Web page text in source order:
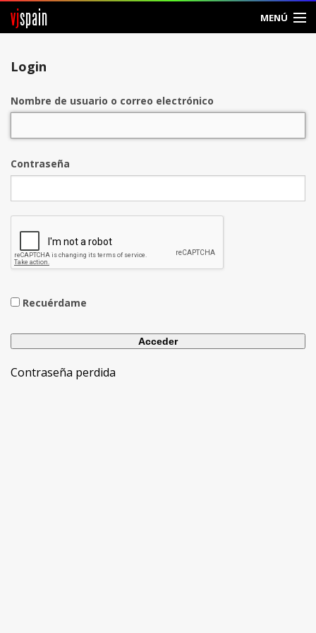
vjspain MENÚ
Login
Nombre de usuario o correo electrónico
Contraseña
Recuérdame
Contraseña perdida